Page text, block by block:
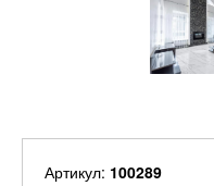
Артикул: 100289